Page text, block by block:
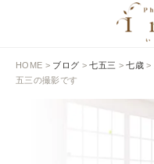
HOME > ブログ >七五三 >七歳 >
五三の撮影です